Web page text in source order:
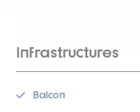
Infrastructures
Balcon